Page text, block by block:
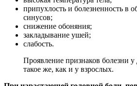
припухлость и болезненность в
синусов;
снижение обоняния;
закладывание ушей;
слабость.
Проявление признаков болезни у
такое же, как и у взрослых.